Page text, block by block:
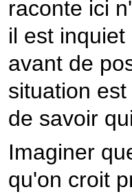
raconte ici
il est
avant de
situation
de savoir
Imaginer
qu'on croit